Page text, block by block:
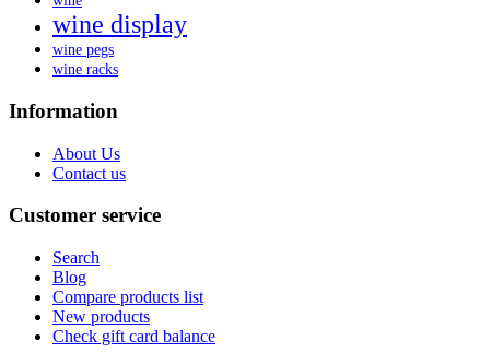
wine display
wine pegs
wine racks
Information
About Us
Contact us
Customer service
Search
Blog
Compare products list
New products
Check gift card balance